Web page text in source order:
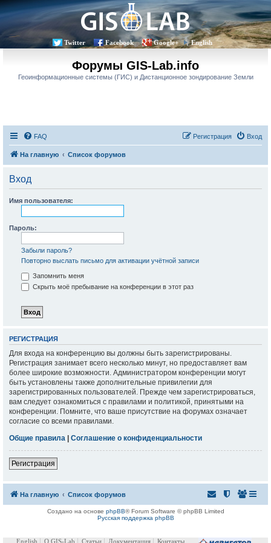
Twitter Facebook Google+ English
Форумы GIS-Lab.info
Геоинформационные системы (ГИС) и Дистанционное зондирование Земли
FAQ Вход
Регистрация
На главную Список форумов
Вход
Имя пользователя:
Пароль:
Забыли пароль?
Повторно выслать письмо для активации учётной записи
Запомнить меня
Скрыть моё пребывание на конференции в этот раз
РЕГИСТРАЦИЯ
Для входа на конференцию вы должны быть зарегистрированы.
Регистрация занимает всего несколько минут, но предоставляет вам
более широкие возможности. Администратором конференции могут
быть установлены также дополнительные привилегии для
зарегистрированных пользователей. Прежде чем зарегистрироваться,
вам следует ознакомиться с правилами и политикой, принятыми на
конференции. Помните, что ваше присутствие на форумах означает
согласие со всеми правилами.
Общие правила | Соглашение о конфиденциальности
Регистрация
На главную Список форумов
Создано на основе phpBB® Forum Software © phpBB Limited
Русская поддержка phpBB
English О GIS-Lab Статьи Документация Контакты